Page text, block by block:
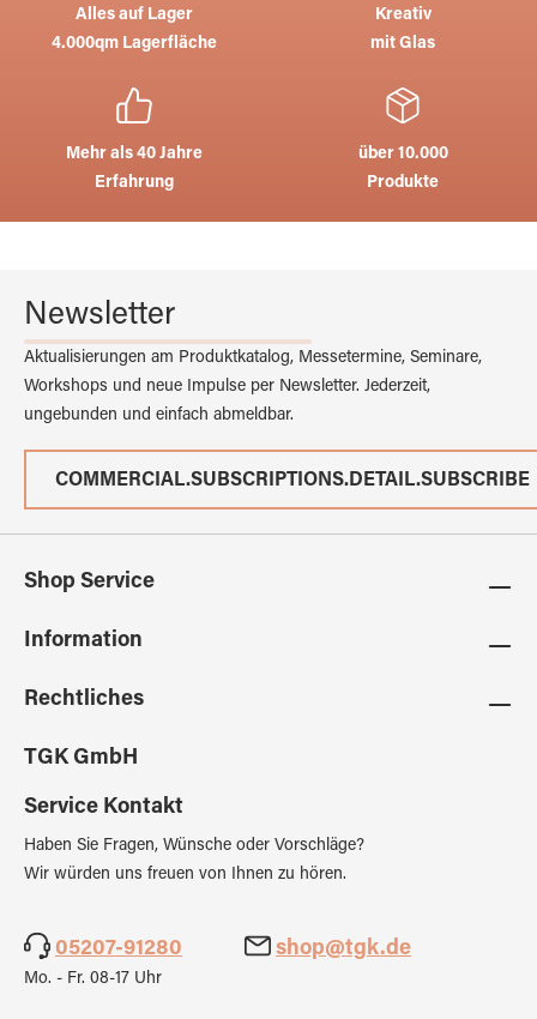
Alles auf Lager
4.000qm Lagerfläche
Kreativ
mit Glas
Mehr als 40 Jahre
Erfahrung
über 10.000
Produkte
Newsletter
Aktualisierungen am Produktkatalog, Messetermine, Seminare,
Workshops und neue Impulse per Newsletter. Jederzeit,
ungebunden und einfach abmeldbar.
COMMERCIAL.SUBSCRIPTIONS.DETAIL.SUBSCRIBE
Shop Service
Information
Rechtliches
TGK GmbH
Service Kontakt
Haben Sie Fragen, Wünsche oder Vorschläge?
Wir würden uns freuen von Ihnen zu hören.
05207-91280 shop@tgk.de
Mo. - Fr. 08-17 Uhr